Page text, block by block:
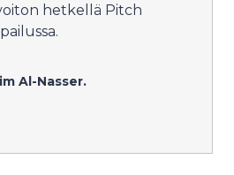
hetkellä Pitch
Al-Nasser.